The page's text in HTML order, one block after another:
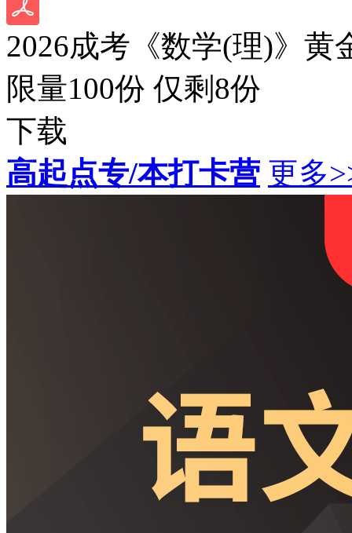
2026成考《数学(理)》黄
限量100份 仅剩 8份
下载
高起点专/本打卡营 更多